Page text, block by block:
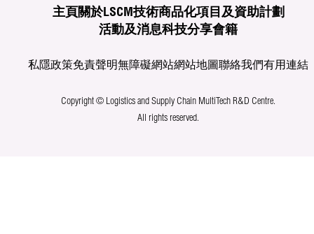
主頁 關於LSCM技術商品化項目及資助計劃
活動及消息科技分享會籍
私隱政策免責聲明無障礙網站網站地圖聯絡我們有用連結
Copyright © Logistics and Supply Chain MultiTech R&D Centre.
All rights reserved.